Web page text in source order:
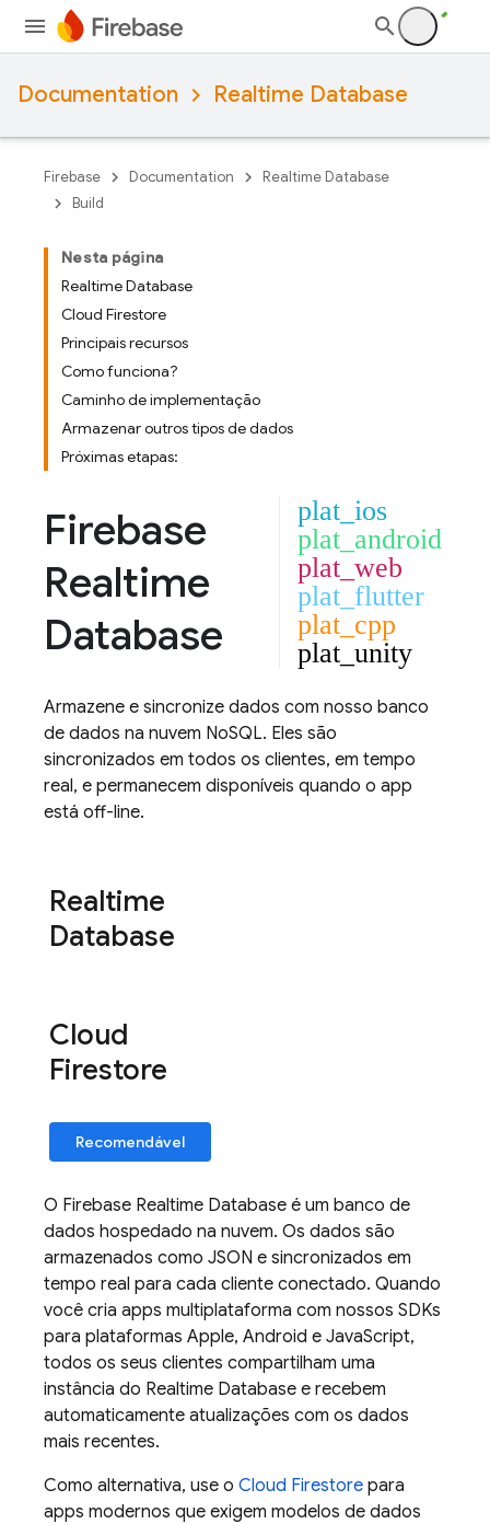
Documentation Realtime Database
Firebase Documentation
Realtime Database
Build
Nesta página
Realtime Database
Cloud Firestore
Principais recursos
Como funciona?
Caminho de implementação
Armazenar outros tipos de dados
Próximas etapas:
Firebase
Realtime
Database
plat_ios
plat_android
plat_web
plat_flutter
plat_cpp
plat_unity
Armazene e sincronize dados com nosso banco
de dados na nuvem NoSQL. Eles são
sincronizados em todos os clientes, em tempo
real, e permanecem disponíveis quando o app
está off-line.
Realtime
Database
Cloud
Firestore
Recomendável
O Firebase Realtime Database é um banco de
dados hospedado na nuvem. Os dados são
armazenados como JSON e sincronizados em
tempo real para cada cliente conectado. Quando
você cria apps multiplataforma com nossos SDKs
para plataformas Apple, Android e JavaScript,
todos os seus clientes compartilham uma
instância do Realtime Database e recebem
automaticamente atualizações com os dados
mais recentes.
Como alternativa, use o Cloud Firestore para
apps modernos que exigem modelos de dados